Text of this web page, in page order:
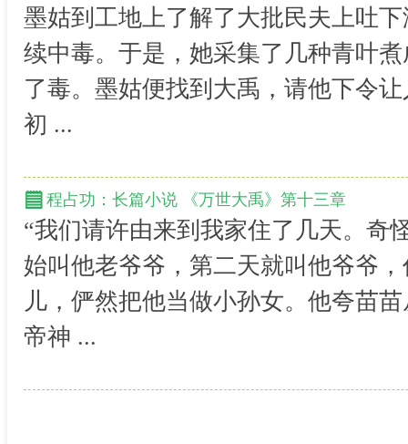
墨姑到工地上了解了大批民夫上吐
续中毒。于是，她采集了几种青叶
了毒。墨姑便找到大禹，请他下令
初 ...
程占功：长篇小说 《万世大禹》第十三章
“我们请许由来到我家住了几天。奇
始叫他老爷爷，第二天就叫他爷爷
儿，俨然把他当做小孙女。他夸苗
帝神 ...